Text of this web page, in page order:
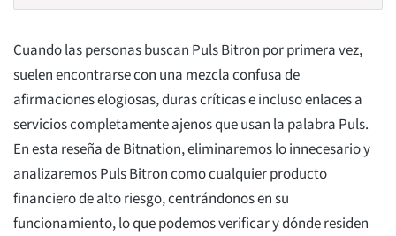
Cuando las personas buscan Puls Bitron por primera vez,
suelen encontrarse con una mezcla confusa de
afirmaciones elogiosas, duras críticas e incluso enlaces a
servicios completamente ajenos que usan la palabra Puls.
En esta reseña de Bitnation, eliminaremos lo innecesario y
analizaremos Puls Bitron como cualquier producto
financiero de alto riesgo, centrándonos en su
funcionamiento, lo que podemos verificar y dónde residen